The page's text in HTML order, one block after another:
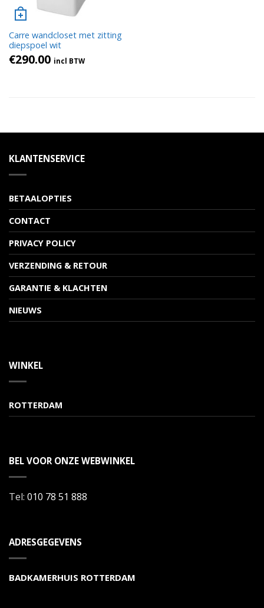
Carre wandcloset met zitting
diepspoel wit
€290.00 incl BTW
KLANTENSERVICE
BETAALOPTIES
CONTACT
PRIVACY POLICY
VERZENDING & RETOUR
GARANTIE & KLACHTEN
NIEUWS
WINKEL
ROTTERDAM
BEL VOOR ONZE WEBWINKEL
Tel: 010 78 51 888
ADRESGEGEVENS
BADKAMERHUIS ROTTERDAM